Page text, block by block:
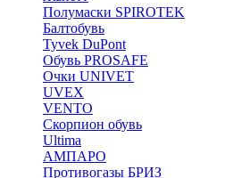
Полумаски SPIROTEK
Балтобувь
Tyvek DuPont
Обувь PROSAFE
Очки UNIVET
UVEX
VENTO
Скорпион обувь
Ultima
АМПАРО
Противогазы БРИЗ